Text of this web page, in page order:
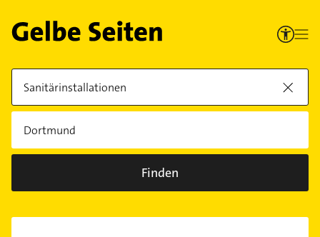
Finden